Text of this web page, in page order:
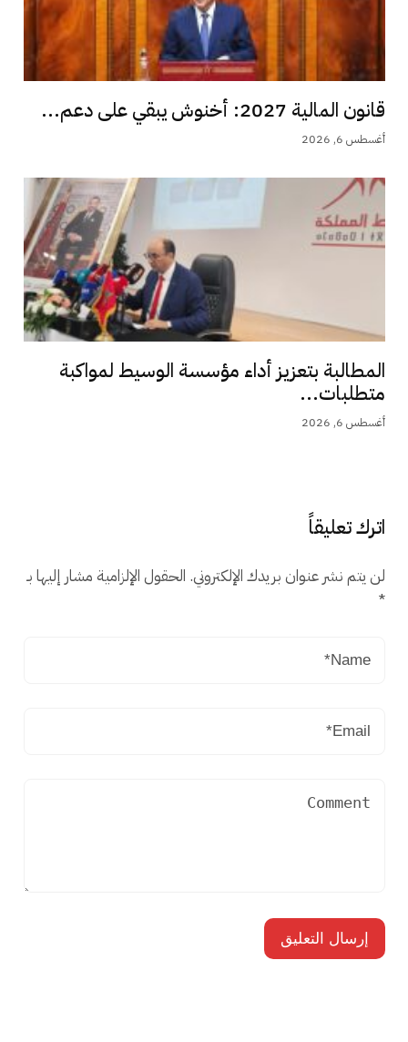
قانون المالية 2027: أخنوش يبقي على دعم...
أغسطس 6, 2026
المطالبة بتعزيز أداء مؤسسة الوسيط لمواكبة
متطلبات...
أغسطس 6, 2026
اترك تعليقاً
لن يتم نشر عنوان بريدك الإلكتروني. الحقول الإلزامية مشار إليها بـ
*